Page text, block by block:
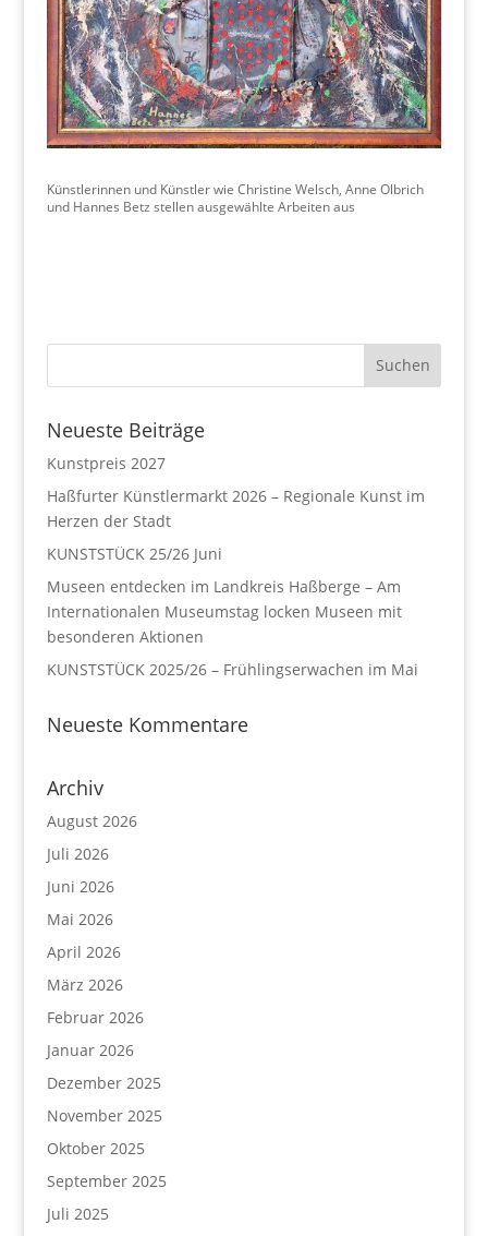
Künstlerinnen und Künstler wie Christine Welsch, Anne Olbrich
und Hannes Betz stellen ausgewählte Arbeiten aus
Neueste Beiträge
Kunstpreis 2027
Haßfurter Künstlermarkt 2026 – Regionale Kunst im
Herzen der Stadt
KUNSTSTÜCK 25/26 Juni
Museen entdecken im Landkreis Haßberge – Am
Internationalen Museumstag locken Museen mit
besonderen Aktionen
KUNSTSTÜCK 2025/26 – Frühlingserwachen im Mai
Neueste Kommentare
Archiv
August 2026
Juli 2026
Juni 2026
Mai 2026
April 2026
März 2026
Februar 2026
Januar 2026
Dezember 2025
November 2025
Oktober 2025
September 2025
Juli 2025